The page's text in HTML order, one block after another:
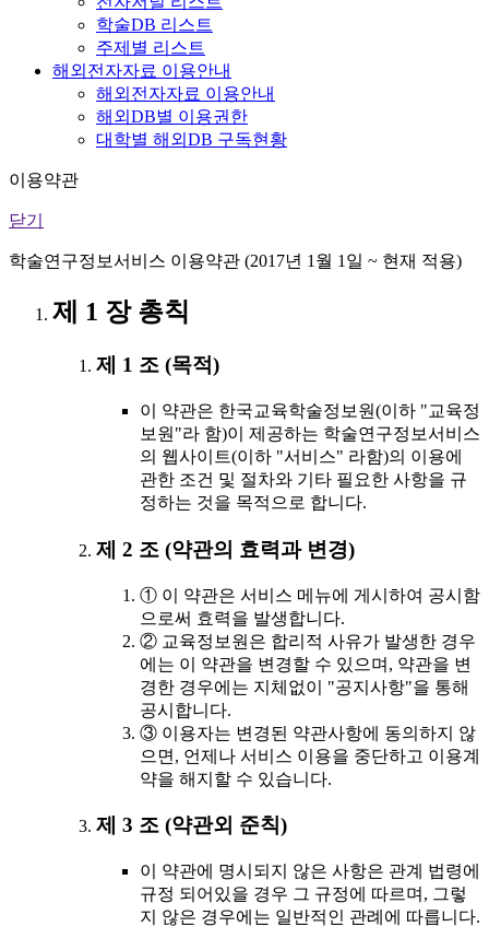
학술DB 리스트
주제별 리스트
해외전자자료 이용안내
해외전자자료 이용안내
해외DB별 이용권한
대학별 해외DB 구독현황
이용약관
닫기
학술연구정보서비스 이용약관 (2017년 1월 1일 ~ 현재 적용)
제 1 장 총칙
제 1 조 (목적)
이 약관은 한국교육학술정보원(이하 "교육정
보원"라 함)이 제공하는 학술연구정보서비스
의 웹사이트(이하 "서비스" 라함)의 이용에
관한 조건 및 절차와 기타 필요한 사항을 규
정하는 것을 목적으로 합니다.
제 2 조 (약관의 효력과 변경)
① 이 약관은 서비스 메뉴에 게시하여 공시함
으로써 효력을 발생합니다.
② 교육정보원은 합리적 사유가 발생한 경우
에는 이 약관을 변경할 수 있으며, 약관을 변
경한 경우에는 지체없이 "공지사항"을 통해
공시합니다.
③ 이용자는 변경된 약관사항에 동의하지 않
으면, 언제나 서비스 이용을 중단하고 이용계
약을 해지할 수 있습니다.
제 3 조 (약관외 준칙)
이 약관에 명시되지 않은 사항은 관계 법령에
규정 되어있을 경우 그 규정에 따르며, 그렇
지 않은 경우에는 일반적인 관례에 따릅니다.